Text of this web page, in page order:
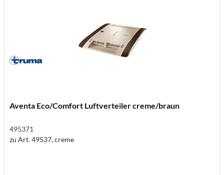
Aventa Eco/Comfort Luftverteiler creme/braun
495371
zu Art. 49537, creme